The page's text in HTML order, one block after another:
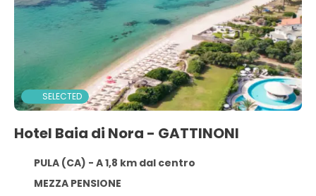
SELECTED
Hotel Baia di Nora - GATTINONI
PULA (CA) - A 1,8 km dal centro
MEZZA PENSIONE